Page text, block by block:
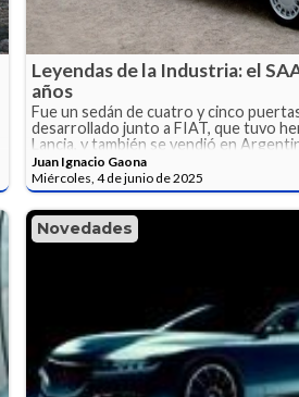
Leyendas de la Industria: el
años
Fue un sedán de cuatro y cinco
desarrollado junto a FIAT, que tuvo
Lancia, y también se vendió en
historia.
Juan Ignacio Gaona
Miércoles, 4 de junio de 2025
Novedades